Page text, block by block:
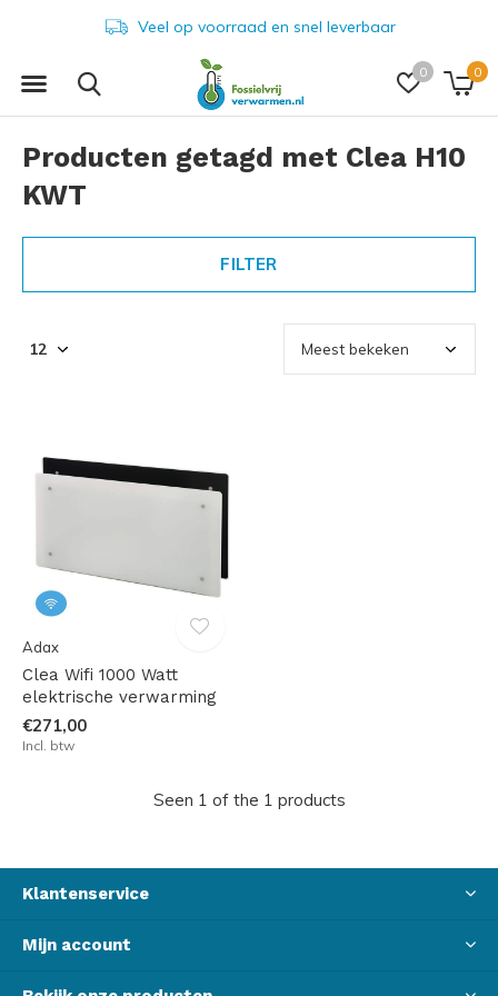
0 0
Veel op voorraad en snel leverbaar
Producten getagd met Clea H10
KWT
FILTER
Adax
Clea Wifi 1000 Watt
elektrische verwarming
€271,00
Incl. btw
Seen 1 of the 1 products
Klantenservice
Mijn account